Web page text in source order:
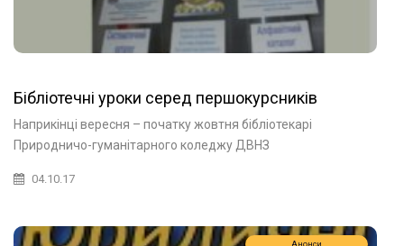
Бібліотечні уроки серед першокурсників
Наприкінці вересня – початку жовтня бібліотекарі
Природничо-гуманітарного коледжу ДВНЗ
04.10.17
Анонси